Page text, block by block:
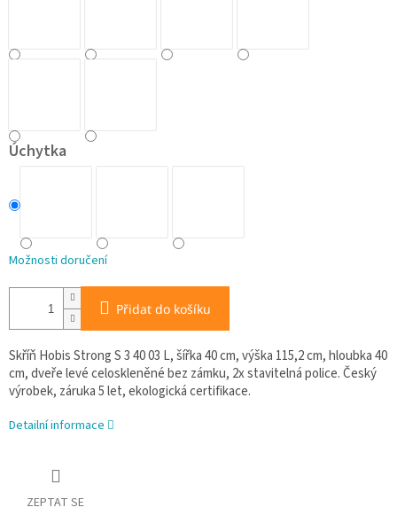
Úchytka
Možnosti doručení
Přidat do košíku
Skříň Hobis Strong S 3 40 03 L, šířka 40 cm, výška 115,2 cm, hloubka 40
cm, dveře levé celoskleněné bez zámku, 2x stavitelná police. Český
výrobek, záruka 5 let, ekologická certifikace.
Detailní informace
ZEPTAT SE